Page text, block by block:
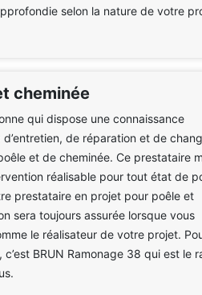
selon la nature de votre
cheminée
qui dispose une connaissance
de réparation et de
et de cheminée. Ce prestataire
réalisable pour tout état de
prestataire en projet pour poêle et
sera toujours assurée lorsque vous
le réalisateur de votre projet.
BRUN Ramonage 38 qui est le